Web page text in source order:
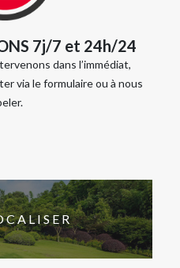
7j/7 et 24h/24
dans l’immédiat,
via le formulaire ou à nous